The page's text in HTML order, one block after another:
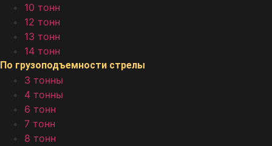
10 тонн
12 тонн
13 тонн
14 тонн
По грузоподъемности стрелы
3 тонны
4 тонны
6 тонн
7 тонн
8 тонн